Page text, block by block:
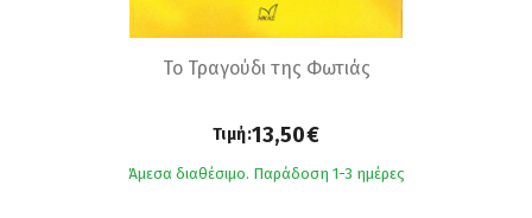
Το Τραγούδι της Φωτιάς
Τιμή:13,50€
Άμεσα διαθέσιμο. Παράδοση 1-3 ημέρες